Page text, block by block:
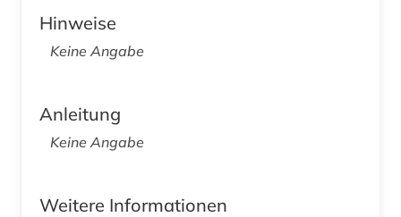
Hinweise
Keine Angabe
Anleitung
Keine Angabe
Weitere Informationen